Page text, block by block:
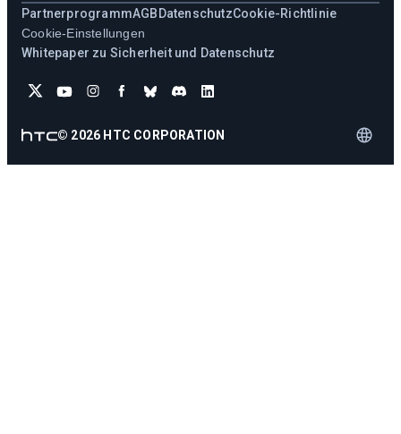
PartnerprogrammAGB DatenschutzCookie-Richtlinie
Cookie-Einstellungen
Whitepaper zu Sicherheit und Datenschutz
© 2026 HTC CORPORATION